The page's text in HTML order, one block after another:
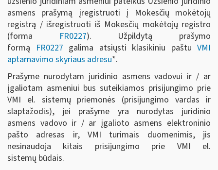
asmens prašymą įregistruoti į Mokesčių mokėtojų
registrą / išregistruoti iš Mokesčių mokėtojų registro
(forma FR0227). Užpildytą prašymo
formą FR0227 galima atsiųsti klasikiniu paštu VMI
aptarnavimo skyriaus adresu*.
Prašyme nurodytam juridinio asmens vadovui ir / ar
įgaliotam asmeniui bus suteikiamos prisijungimo prie
VMI el. sistemų priemonės (prisijungimo vardas ir
slaptažodis), jei prašyme yra nurodytas juridinio
asmens vadovo ir / ar įgalioto asmens elektroninio
pašto adresas ir, VMI turimais duomenimis, jis
nesinaudoja kitais prisijungimo prie VMI el.
sistemų būdais.